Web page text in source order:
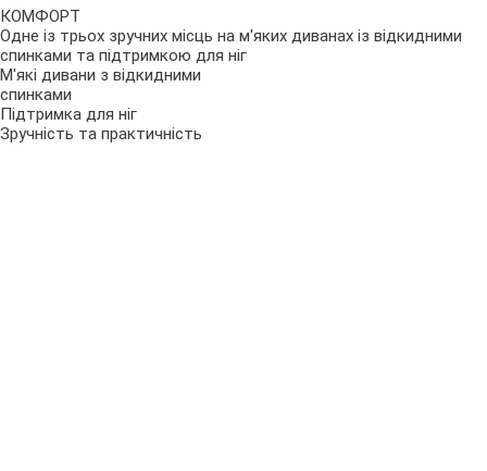
КОМФОРТ
Одне із трьох зручних місць на м'яких диванах із відкидними
спинками та підтримкою для ніг
М'які дивани з відкидними
спинками
Підтримка для ніг
Зручність та практичність